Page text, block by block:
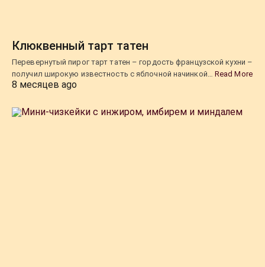
Клюквенный тарт татен
Перевернутый пирог тарт татен – гордость французской кухни –
получил широкую известность с яблочной начинкой… Read More
8 месяцев ago